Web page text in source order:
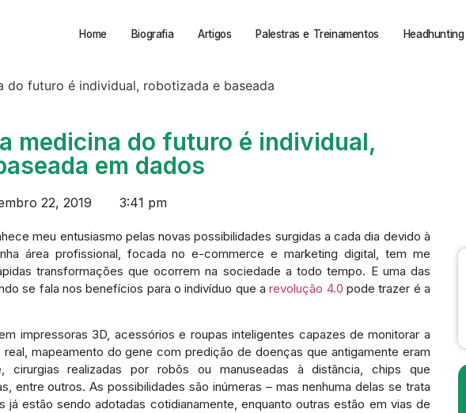
Home Biografia Artigos Palestras e Treinamentos
medicina do futuro é individual,
em dados
22, 2019 3:41 pm
meu entusiasmo pelas novas possibilidades surgidas a cada dia devido à
área profissional, focada no e-commerce e marketing digital, tem me
transformações que ocorrem na sociedade a todo tempo. E uma das
se fala nos benefícios para o indivíduo que arevolução 4.0 pode trazer é a
impressoras 3D, acessórios e roupas inteligentes capazes de monitorar a
mapeamento do gene com predição de doenças que antigamente eram
cirurgias realizadas por robôs ou manuseadas à distância, chips que
entre outros. As possibilidades são inúmeras – mas nenhuma delas se trata
já estão sendo adotadas cotidianamente, enquanto outras estão em vias de